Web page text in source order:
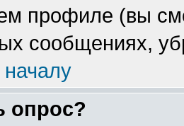
профиле (вы
сообщениях,
началу
опрос?